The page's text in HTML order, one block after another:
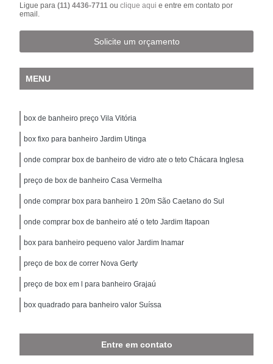
Ligue para(11) 4436-7711ouclique aqui e entre em contato por
email.
Solicite um orçamento
MENU
box de banheiro preço Vila Vitória
box fixo para banheiro Jardim Utinga
onde comprar box de banheiro de vidro ate o teto Chácara Inglesa
preço de box de banheiro Casa Vermelha
onde comprar box para banheiro 1 20m São Caetano do Sul
onde comprar box de banheiro até o teto Jardim Itapoan
box para banheiro pequeno valor Jardim Inamar
preço de box de correr Nova Gerty
preço de box em l para banheiro Grajaú
box quadrado para banheiro valor Suíssa
Entre em contato